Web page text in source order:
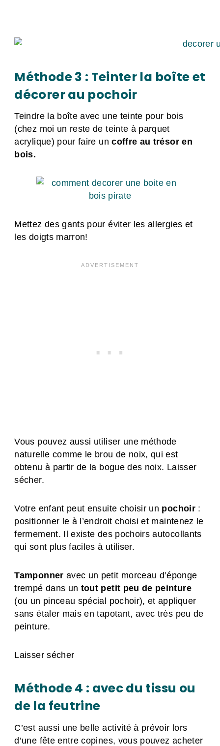
Méthode 3 : Teinter la boîte et
décorer au pochoir
Teindre la boîte avec une teinte pour bois
(chez moi un reste de teinte à parquet
acrylique) pour faire uncoffre au trésor en
bois.
Mettez des gants pour éviter les allergies et
les doigts marron!
Vous pouvez aussi utiliser une méthode
naturelle comme le brou de noix, qui est
obtenu à partir de la bogue des noix. Laisser
sécher.
Votre enfant peut ensuite choisir un pochoir :
positionner le à l’endroit choisi et maintenez le
fermement. Il existe des pochoirs autocollants
qui sont plus faciles à utiliser.
Tamponner avec un petit morceau d’éponge
trempé dans un tout petit peu de peinture
(ou un pinceau spécial pochoir), et appliquer
sans étaler mais en tapotant, avec très peu de
peinture.
Laisser sécher
Méthode 4 : avec du tissu ou
de la feutrine
C’est aussi une belle activité à prévoir lors
d’une fête entre copines, vous pouvez acheter